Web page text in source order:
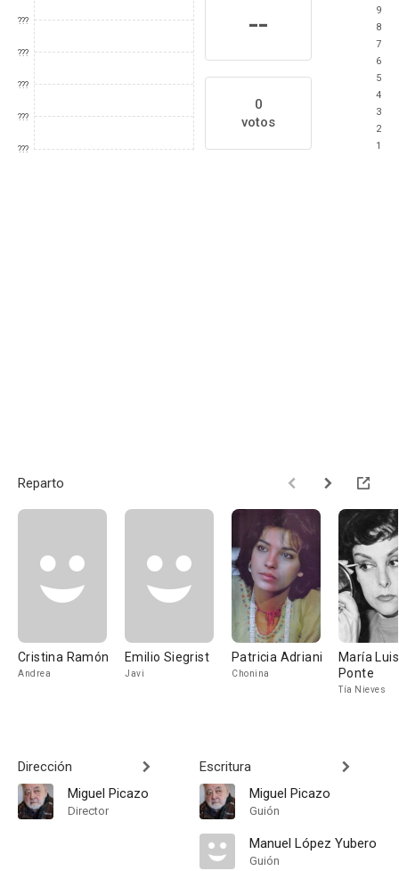
???
???
???
???
???
--
0
votos
9
8
7
6
5
4
3
2
1
Reparto
Cristina Ramón
Andrea
Emilio Siegrist
Javi
Patricia Adriani
Chonina
María
Ponte
Tía Nieves
Dirección
Miguel Picazo
Director
Escritura
Miguel Picazo
Guión
Manuel López Yubero
Guión